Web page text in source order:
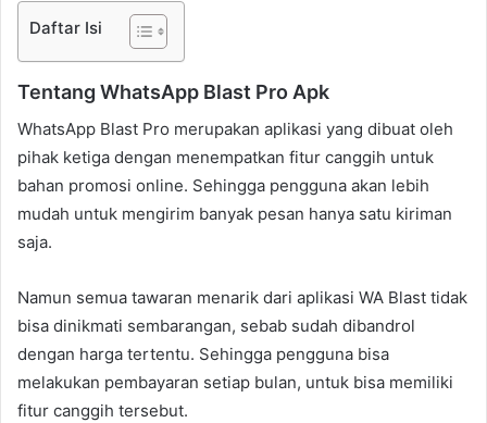
Daftar Isi
Tentang WhatsApp Blast Pro Apk
WhatsApp Blast Pro merupakan aplikasi yang dibuat oleh
pihak ketiga dengan menempatkan fitur canggih untuk
bahan promosi online. Sehingga pengguna akan lebih
mudah untuk mengirim banyak pesan hanya satu kiriman
saja.
Namun semua tawaran menarik dari aplikasi WA Blast tidak
bisa dinikmati sembarangan, sebab sudah dibandrol
dengan harga tertentu. Sehingga pengguna bisa
melakukan pembayaran setiap bulan, untuk bisa memiliki
fitur canggih tersebut.